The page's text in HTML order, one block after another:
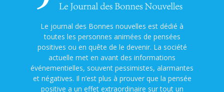
Le journal des Bonnes nouvelles est dédié à
toutes les personnes animées de pensées
positives ou en quête de le devenir. La société
actuelle met en avant des informations
événementielles, souvent pessimistes, alarmantes
et négatives. Il n’est plus à prouver que la pensée
positive a un effet extraordinaire sur tout un